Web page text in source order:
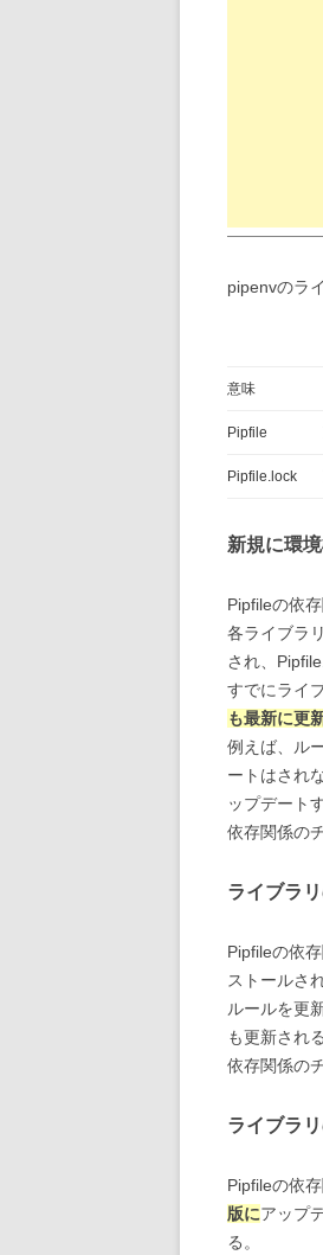
pipenvのラ
意味
Pipfile
Pipfile.lock
新規に環
Pipfileの依
各ライブラ
され、
すでにライ
も最新に更
例えば、ル
ートはされ
ップデート
依存関係の
ライブラ
Pipfileの依
ストールさ
ルールを更
も更新される
依存関係の
ライブラ
Pipfileの依
版にアップ
る。